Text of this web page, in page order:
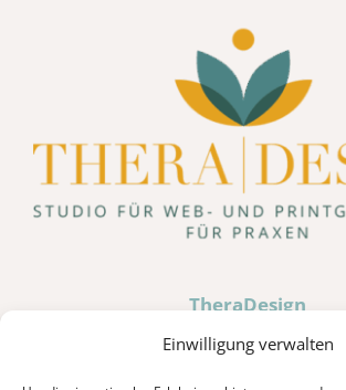
Einwilligung verwalten
TheraDesign
Hochweiler 10 · D-87527